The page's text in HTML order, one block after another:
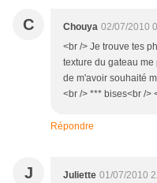
C Chouya 02/07/2010
<br /> Je trouve tes
texture du gateau
de m'avoir souhaité
<br /> *** bises<br />
Répondre
J Juliette 01/07/2010